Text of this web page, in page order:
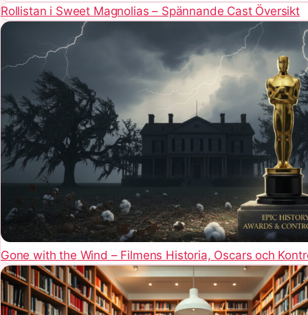
Rollistan i Sweet Magnolias – Spännande Cast Översikt
Gone with the Wind – Filmens Historia, Oscars och